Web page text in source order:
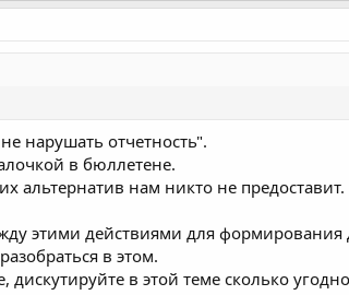
нарушать отчетность".
в бюллетене.
альтернатив нам никто не предоставит.
этими действиями для
в этом.
в этой теме сколько